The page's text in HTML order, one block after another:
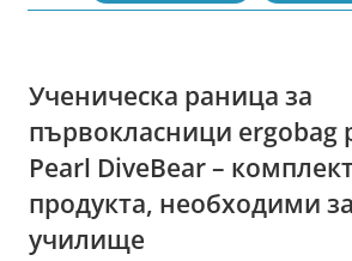
Ученическа раница за
първокласници ergobag
Pearl DiveBear –
продукта, необходими
училище